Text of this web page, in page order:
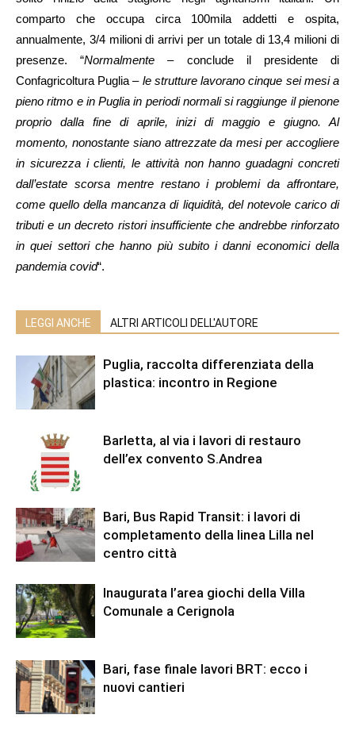
comparto che occupa circa 100mila addetti e ospita,
annualmente, 3/4 milioni di arrivi per un totale di 13,4 milioni di
presenze. “Normalmente – conclude il presidente di
Confagricoltura Puglia –le strutture lavorano cinque sei mesi a
pieno ritmo e in Puglia in periodi normali si raggiunge il pienone
proprio dalla fine di aprile, inizi di maggio e giugno. Al
momento, nonostante siano attrezzate da mesi per accogliere
in sicurezza i clienti, le attività non hanno guadagni concreti
dall’estate scorsa mentre restano i problemi da affrontare,
come quello della mancanza di liquidità, del notevole carico di
tributi e un decreto ristori insufficiente che andrebbe rinforzato
in quei settori che hanno più subito i danni economici della
pandemia covid“.
LEGGI ANCHE ALTRI ARTICOLI DELL'AUTORE
Puglia, raccolta differenziata della
plastica: incontro in Regione
Barletta, al via i lavori di restauro
dell’ex convento S.Andrea
Bari, Bus Rapid Transit: i lavori di
completamento della linea Lilla nel
centro città
Inaugurata l’area giochi della Villa
Comunale a Cerignola
Bari, fase finale lavori BRT: ecco i
nuovi cantieri